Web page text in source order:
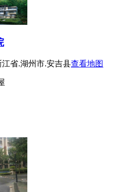
省.湖州市.安吉县查看地图